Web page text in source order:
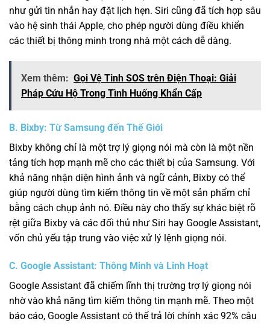
như gửi tin nhắn hay đặt lịch hẹn. Siri cũng đã tích hợp sâu
vào hệ sinh thái Apple, cho phép người dùng điều khiển
các thiết bị thông minh trong nhà một cách dễ dàng.
Xem thêm: Gọi Vệ Tinh SOS trên Điện Thoại: Giải
Pháp Cứu Hộ Trong Tình Huống Khẩn Cấp
B. Bixby: Từ Samsung đến Thế Giới
Bixby không chỉ là một trợ lý giọng nói mà còn là một nền
tảng tích hợp mạnh mẽ cho các thiết bị của Samsung. Với
khả năng nhận diện hình ảnh và ngữ cảnh, Bixby có thể
giúp người dùng tìm kiếm thông tin về một sản phẩm chỉ
bằng cách chụp ảnh nó. Điều này cho thấy sự khác biệt rõ
rệt giữa Bixby và các đối thủ như Siri hay Google Assistant,
vốn chủ yếu tập trung vào việc xử lý lệnh giọng nói.
C. Google Assistant: Thông Minh và Linh Hoạt
Google Assistant đã chiếm lĩnh thị trường trợ lý giọng nói
nhờ vào khả năng tìm kiếm thông tin mạnh mẽ. Theo một
báo cáo, Google Assistant có thể trả lời chính xác 92% câu